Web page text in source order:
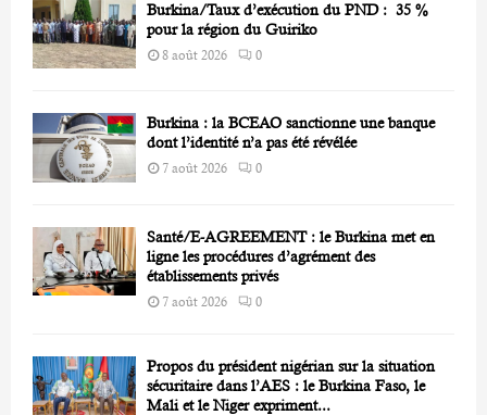
Burkina/Taux d’exécution du PND : 35 %
pour la région du Guiriko
8 août 2026 0
Burkina : la BCEAO sanctionne une banque
dont l’identité n’a pas été révélée
7 août 2026 0
Santé/E-AGREEMENT : le Burkina met en
ligne les procédures d’agrément des
établissements privés
7 août 2026 0
Propos du président nigérian sur la situation
sécuritaire dans l’AES : le Burkina Faso, le
Mali et le Niger expriment...